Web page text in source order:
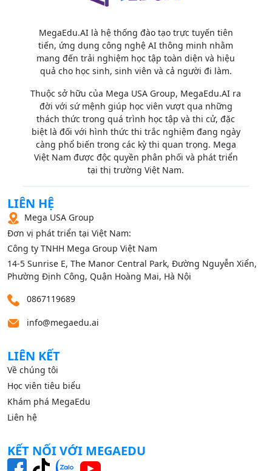
MegaEdu.AI là hệ thống đào tạo trực tuyến tiên
tiến, ứng dụng công nghệ AI thông minh nhằm
mang đến trải nghiệm học tập toàn diện và hiệu
quả cho học sinh, sinh viên và cả người đi làm.
Thuộc sở hữu của Mega USA Group, MegaEdu.AI ra
đời với sứ mệnh giúp học viên vượt qua những
thách thức trong quá trình học tập và thi cử, đặc
biệt là đối với hình thức thi trắc nghiệm đang ngày
càng phổ biến trong các kỳ thi quan trọng. Mega
Việt Nam được độc quyền phân phối và phát triển
tại thị trường Việt Nam.
LIÊN HỆ
Mega USA Group
Đơn vị phát triển tại Việt Nam:
Công ty TNHH Mega Group Việt Nam
14‑5 Sunrise E, The Manor Central Park, Đường Nguyễn Xiển,
Phường Định Công, Quận Hoàng Mai, Hà Nội
0867119689
info@megaedu.ai
LIÊN KẾT
Về chúng tôi
Học viên tiêu biểu
Khám phá MegaEdu
Liên hệ
KẾT NỐI VỚI MEGAEDU